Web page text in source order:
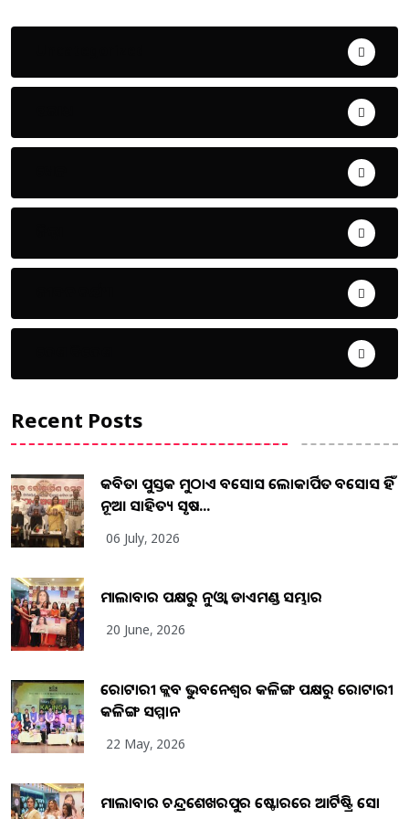
Recent Posts
କବିତା ପୁସ୍ତକ ମୁଠାଏ ଅବସୋସ ଲୋକାର୍ପିତ ଅବସୋସ ହିଁ
ନୂଆ ସାହିତ୍ୟ ସୃଷ...
06 July, 2026
ମାଲାବାର ପକ୍ଷରୁ ନୁଓ୍ବା ଡାଏମଣ୍ଡ ସମ୍ଭାର
20 June, 2026
ରୋଟାରୀ କ୍ଲବ ଭୁବନେଶ୍ୱର କଳିଙ୍ଗ ପକ୍ଷରୁ ରୋଟାରୀ
କଳିଙ୍ଗ ସମ୍ମାନ
22 May, 2026
ମାଲାବାର ଚନ୍ଦ୍ରଶେଖରପୁର ଷ୍ଟୋରରେ ଆର୍ଟିଷ୍ଟ୍ରି ସୋ